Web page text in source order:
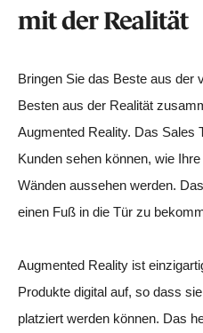
mit der Realität
Bringen Sie das Beste aus der
Besten aus der Realität
Augmented Reality. Das Sales
Kunden sehen können, wie
Wänden aussehen werden.
einen Fuß in die Tür zu
Augmented Reality ist
Produkte digital auf, so dass
platziert werden können. Das